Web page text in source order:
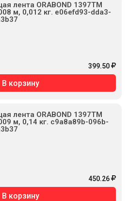
лента ORABOND 1397TM
м, 0,012 кг. e06efd93-dda3-
399.50
В корзину
лента ORABOND 1397TM
м, 0,14 кг. c9a8a89b-096b-
450.26
В корзину